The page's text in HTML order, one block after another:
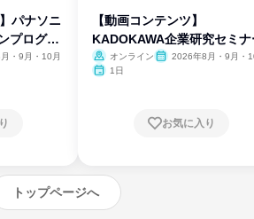
パナソニ
プログラ
・9月・10月
【動画コンテンツ】
KADOKAWA企業研究セミナ
オンライン
2026年8月・9月・
1日
お気に入り
トップページへ